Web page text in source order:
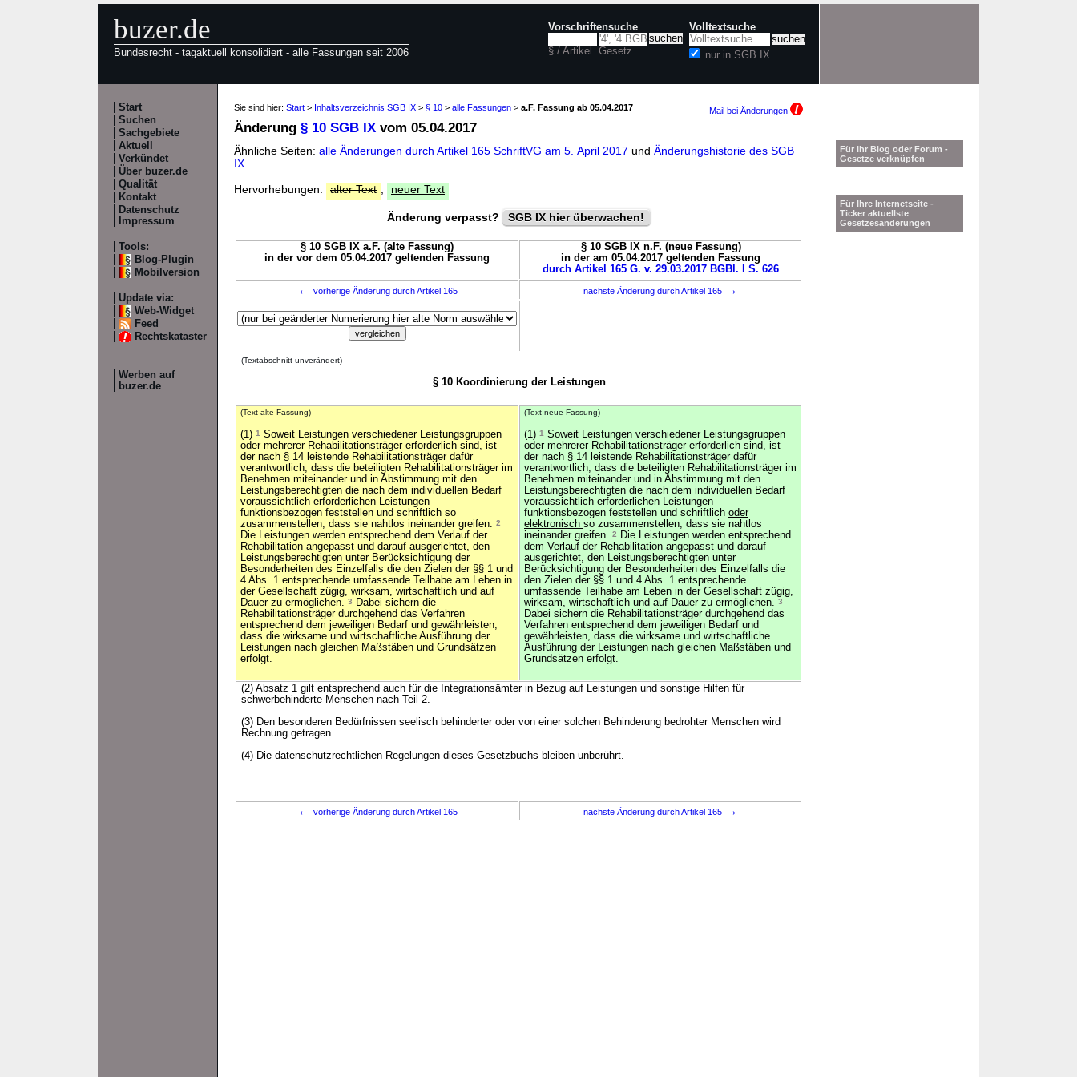
buzer.de
Bundesrecht - tagaktuell konsolidiert - alle Fassungen seit 2006
Vorschriftensuche
§ / Artikel Gesetz
Volltextsuche
nur in SGB IX
Start
Suchen
Sachgebiete
Aktuell
Verkündet
Über buzer.de
Qualität
Kontakt
Datenschutz
Impressum
Tools:
Blog-Plugin
Mobilversion
Update via:
Web-Widget
Feed
Rechtskataster
Werben auf
buzer.de
Sie sind hier: Start > Inhaltsverzeichnis SGB IX > § 10 > alle Fassungen > a.F. Fassung ab 05.04.2017 Mail bei Änderungen
Änderung § 10 SGB IX vom 05.04.2017
Ähnliche Seiten: alle Änderungen durch Artikel 165 SchriftVG am 5. April 2017 und Änderungshistorie des SGB
IX
Hervorhebungen:
alter Text neuer Text
Änderung verpasst? SGB IX hier überwachen!
§ 10 SGB IX a.F. (alte Fassung)
in der vor dem 05.04.2017 geltenden Fassung
§ 10 SGB IX n.F. (neue Fassung)
in der am 05.04.2017 geltenden Fassung
durch Artikel 165 G. v. 29.03.2017 BGBl. I S. 626
← vorherige Änderung durch Artikel 165 nächste Änderung durch Artikel 165 →
(Textabschnitt unverändert)
§ 10 Koordinierung der Leistungen
(Text alte Fassung)
(1) 1 Soweit Leistungen verschiedener Leistungsgruppen
oder mehrerer Rehabilitationsträger erforderlich sind, ist
der nach § 14 leistende Rehabilitationsträger dafür
verantwortlich, dass die beteiligten Rehabilitationsträger im
Benehmen miteinander und in Abstimmung mit den
Leistungsberechtigten die nach dem individuellen Bedarf
voraussichtlich erforderlichen Leistungen
funktionsbezogen feststellen und schriftlich so
zusammenstellen, dass sie nahtlos ineinander greifen. 2
Die Leistungen werden entsprechend dem Verlauf der
Rehabilitation angepasst und darauf ausgerichtet, den
Leistungsberechtigten unter Berücksichtigung der
Besonderheiten des Einzelfalls die den Zielen der §§ 1 und
4 Abs. 1 entsprechende umfassende Teilhabe am Leben in
der Gesellschaft zügig, wirksam, wirtschaftlich und auf
Dauer zu ermöglichen. 3
Dabei sichern die
Rehabilitationsträger durchgehend das Verfahren
entsprechend dem jeweiligen Bedarf und gewährleisten,
dass die wirksame und wirtschaftliche Ausführung der
Leistungen nach gleichen Maßstäben und Grundsätzen
erfolgt.
(Text neue Fassung)
(1) 1 Soweit Leistungen verschiedener Leistungsgruppen
oder mehrerer Rehabilitationsträger erforderlich sind, ist
der nach § 14 leistende Rehabilitationsträger dafür
verantwortlich, dass die beteiligten Rehabilitationsträger im
Benehmen miteinander und in Abstimmung mit den
Leistungsberechtigten die nach dem individuellen Bedarf
voraussichtlich erforderlichen Leistungen
funktionsbezogen feststellen und schriftlich oder
elektronisch so zusammenstellen, dass sie nahtlos
ineinander greifen. 2
Die Leistungen werden entsprechend
dem Verlauf der Rehabilitation angepasst und darauf
ausgerichtet, den Leistungsberechtigten unter
Berücksichtigung der Besonderheiten des Einzelfalls die
den Zielen der §§ 1 und 4 Abs. 1 entsprechende
umfassende Teilhabe am Leben in der Gesellschaft zügig,
wirksam, wirtschaftlich und auf Dauer zu ermöglichen. 3
Dabei sichern die Rehabilitationsträger durchgehend das
Verfahren entsprechend dem jeweiligen Bedarf und
gewährleisten, dass die wirksame und wirtschaftliche
Ausführung der Leistungen nach gleichen Maßstäben und
Grundsätzen erfolgt.
(2) Absatz 1 gilt entsprechend auch für die Integrationsämter in Bezug auf Leistungen und sonstige Hilfen für
schwerbehinderte Menschen nach Teil 2.
(3) Den besonderen Bedürfnissen seelisch behinderter oder von einer solchen Behinderung bedrohter Menschen wird
Rechnung getragen.
(4) Die datenschutzrechtlichen Regelungen dieses Gesetzbuchs bleiben unberührt.
← vorherige Änderung durch Artikel 165 nächste Änderung durch Artikel 165 →
Für Ihr Blog oder Forum -
Gesetze verknüpfen
Für Ihre Internetseite -
Ticker aktuellste
Gesetzesänderungen